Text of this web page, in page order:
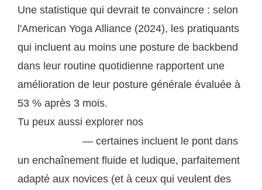
Une statistique qui devrait te convaincre : selon
l'American Yoga Alliance (2024), les pratiquants
qui incluent au moins une posture de backbend
dans leur routine quotidienne rapportent une
amélioration de leur posture générale évaluée à
53 % après 3 mois.
Tu peux aussi explorer nos
— certaines incluent le pont dans
un enchaînement fluide et ludique, parfaitement
adapté aux novices (et à ceux qui veulent des